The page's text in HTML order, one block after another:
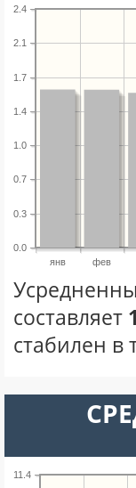
янв фев
0.0
0.3
0.7
1.0
1.4
1.7
2.1
2.4
составляет
стабилен в
11.4